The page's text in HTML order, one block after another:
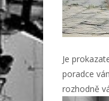
Je
poradce
rozhodně